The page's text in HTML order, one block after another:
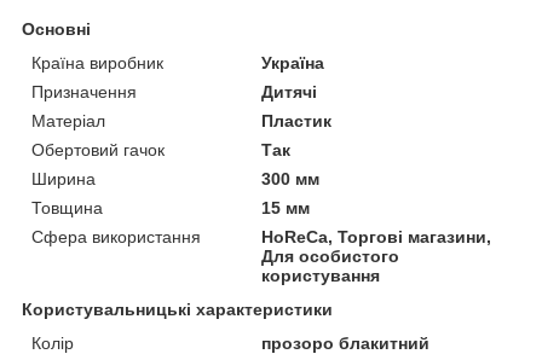
Основні
Країна виробник
Україна
Призначення
Дитячі
Матеріал
Пластик
Обертовий гачок
Так
Ширина
300 мм
Товщина
15 мм
Сфера використання
HoReCa, Торгові магазини,
Для особистого
користування
Користувальницькі характеристики
Колір
прозоро блакитний